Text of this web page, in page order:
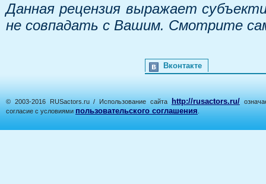
Данная рецензия выражает
не совпадать с Вашим. Смотрите
Вконтакте
© 2003-2016 RUSactors.ru / Использование сайта http://rusactors.ru/
согласие с условиями пользовательского соглашения